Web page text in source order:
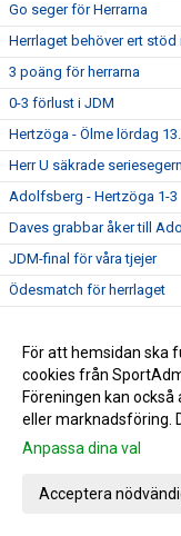
Go seger för Herrarna
Herrlaget behöver ert stöd
3 poäng för herrarna
0-3 förlust i JDM
Hertzöga - Ölme lördag
Herr U säkrade seriesegern
Adolfsberg - Hertzöga 1-3
Daves grabbar åker till
JDM-final för våra tjejer
Ödesmatch för herrlaget
Utlottade priser från
Tung förlust för herrlaget
Hertzögakronan Lördag
Seger 2-1 mot Bosna 92
10-åringarnas Cup 2018
För att hemsidan ska
cookies från
Föreningen kan
eller marknadsföring.
Anpassa dina val
Acceptera